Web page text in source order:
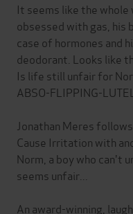
It seems like the whole
obsessed with gas, his
case of hormones and
deodorant. Looks like
Is life still unfair for
ABSO-FLIPPING-
Jonathan Meres
Cause Irritation with
Norm, a boy who can't
seems unfair...
An award-winning,